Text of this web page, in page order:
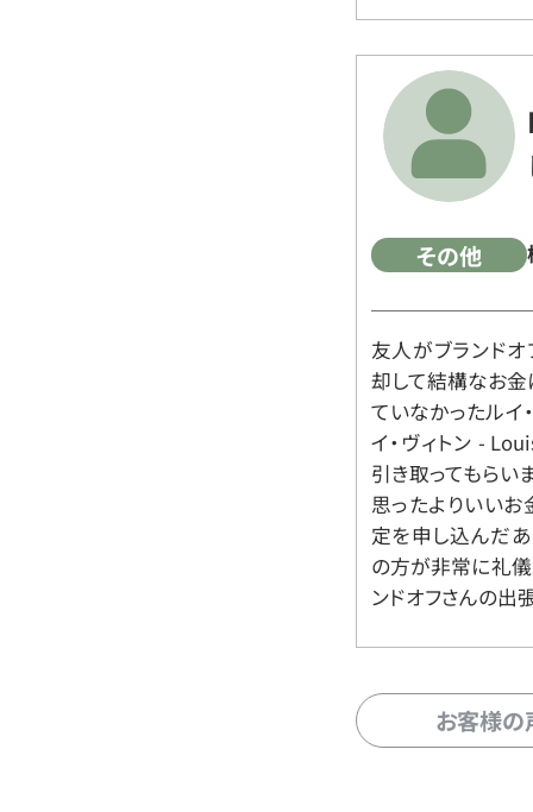
その他
友人がブランド
却して結構なお金
ていなかったルイ
イ・ヴィトン -
引き取ってもらい
思ったよりいいお
定を申し込んだ
の方が非常に礼儀
ンドオフさんの出
お客様